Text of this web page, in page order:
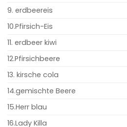
9. erdbeereis
10.Pfirsich-Eis
11. erdbeer kiwi
12.Pfirsichbeere
13. kirsche cola
14.gemischte Beere
15.Herr blau
16.Lady Killa